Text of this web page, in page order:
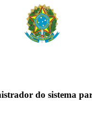
do sistema